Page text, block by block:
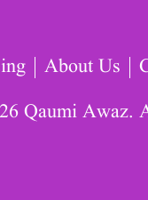
About Us
Qaumi Awaz.